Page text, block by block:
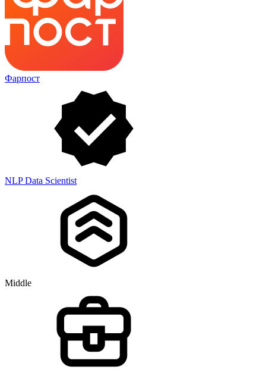
Фарпост
NLP Data Scientist
Middle